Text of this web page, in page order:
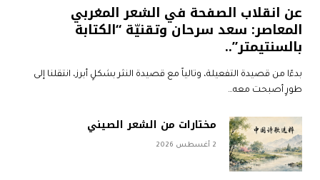
عن انقلاب الصفحة في الشعر المغربي
المعاصر: سعد سرحان وتقنيّة “الكتابة
بالسنتيمتر”..
بدءًا من قصيدة التفعيلة، وتالياً مع قصيدة النثر بشكلٍ أبرز، انتقلنا إلى
طورٍ أصبحت معه…
مختارات من الشعر الصيني
2 أغسطس 2026